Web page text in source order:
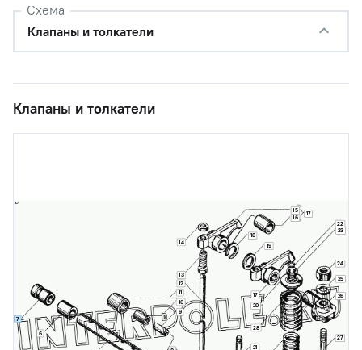
Схема
Клапаны и толкатели
Клапаны и толкатели
6
7
9
10
11
12
13
14
15
16
17
17
18
19
20
21
22
23
24
25
26
27
28